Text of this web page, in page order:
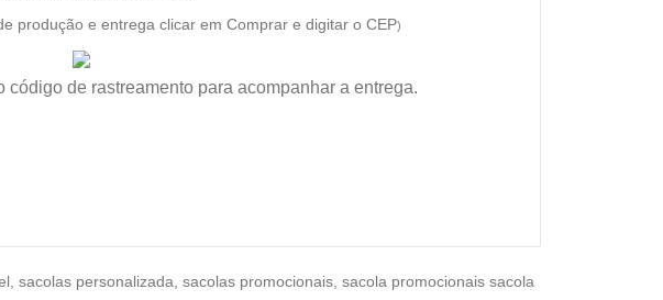
produção e entrega clicar emComprar e digitar o CEP)
código de rastreamento para acompanhar a entrega.
, sacolas personalizada sacolas promocionais, sacola promocionais sacola